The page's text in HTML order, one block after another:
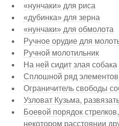
«нунчаки» для риса
«дубинка» для зерна
«нунчаки» для обмолота
Ручное орудие для
Ручной молотильник
На ней сидит злая собака
Сплошной ряд элементов
Ограничитель свободы
Узловат Кузьма,
Боевой порядок
некотором расстоянии